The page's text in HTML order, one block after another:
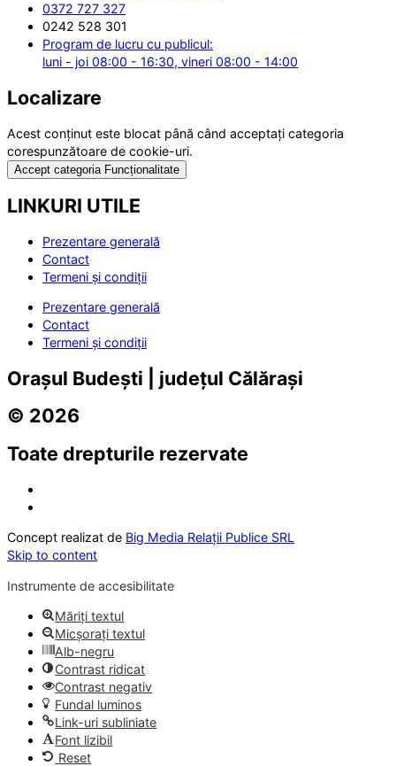
0372 727 327
0242 528 301
Program de lucru cu publicul:
luni - joi 08:00 - 16:30, vineri 08:00 - 14:00
Localizare
Acest conținut este blocat până când acceptați categoria
corespunzătoare de cookie-uri.
Accept categoria Funcționalitate
LINKURI UTILE
Prezentare generală
Contact
Termeni și condiții
Prezentare generală
Contact
Termeni și condiții
Orașul Budești | județul Călărași
© 2026
Toate drepturile rezervate
Concept realizat de Big Media Relații Publice SRL
Skip to content
Instrumente de accesibilitate
Măriți textul
Micșorați textul
Alb-negru
Contrast ridicat
Contrast negativ
Fundal luminos
Link-uri subliniate
Font lizibil
Reset